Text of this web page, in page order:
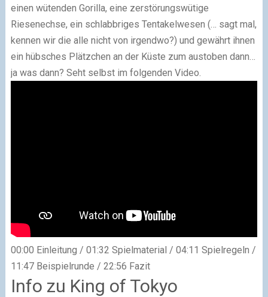
einen wütenden Gorilla, eine zerstörungswütige
Riesenechse, ein schlabbriges Tentakelwesen (… sagt mal,
kennen wir die alle nicht von irgendwo?) und gewährt ihnen
ein hübsches Plätzchen an der Küste zum austoben dann…
ja was dann? Seht selbst im folgenden Video.
00:00 Einleitung / 01:32 Spielmaterial / 04:11 Spielregeln /
11:47 Beispielrunde / 22:56 Fazit
Info zu King of Tokyo